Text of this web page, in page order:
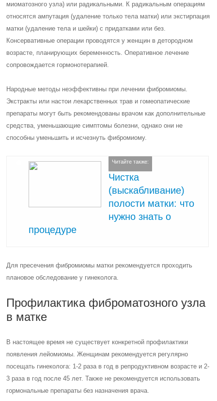
миоматозного узла) или радикальными. К радикальным операциям
относятся ампутация (удаление только тела матки) или экстирпация
матки (удаление тела и шейки) с придатками или без.
Консервативные операции проводятся у женщин в детородном
возрасте, планирующих беременность. Оперативное лечение
сопровождается гормонотерапией.
Народные методы неэффективны при лечении фибромиомы.
Экстракты или настои лекарственных трав и гомеопатические
препараты могут быть рекомендованы врачом как дополнительные
средства, уменьшающие симптомы болезни, однако они не
способны уменьшить и исчезнуть фибромиому.
Читайте также:
Чистка
(выскабливание)
полости матки: что
нужно знать о
процедуре
Для пресечения фибромиомы матки рекомендуется проходить
плановое обследование у гинеколога.
Профилактика фиброматозного узла
в матке
В настоящее время не существует конкретной профилактики
появления лейомиомы. Женщинам рекомендуется регулярно
посещать гинеколога: 1-2 раза в год в репродуктивном возрасте и 2-
3 раза в год после 45 лет. Также не рекомендуется использовать
гормональные препараты без назначения врача.